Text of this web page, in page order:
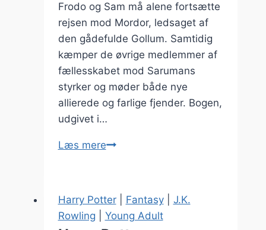
Frodo og Sam må alene fortsætte
rejsen mod Mordor, ledsaget af
den gådefulde Gollum. Samtidig
kæmper de øvrige medlemmer af
fællesskabet mod Sarumans
styrker og møder både nye
allierede og farlige fjender. Bogen,
udgivet i…
Læs mereRingenes
Tårne
Harry Potter| Fantasy| J.K.
Rowling
Young Adult